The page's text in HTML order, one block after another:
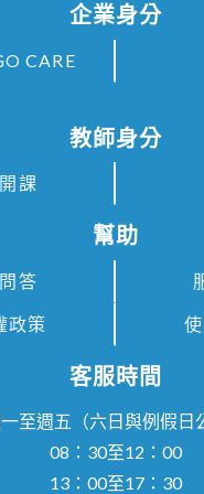
企業身分
CARE
教師身分
課
幫助
答
政策
客服時間
至週五（六日與例假日
08：30至12：00
13：00至17：30